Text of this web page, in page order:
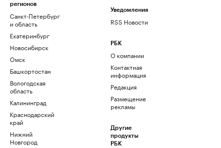
регионов
Санкт-Петербург
и область
Екатеринбург
Новосибирск
Омск
Башкортостан
Вологодская
область
Калининград
Краснодарский
край
Нижний
Новгород
Уведомления
RSS Новости
РБК
О компании
Контактная
информация
Редакция
Размещение
рекламы
Другие
продукты
РБК